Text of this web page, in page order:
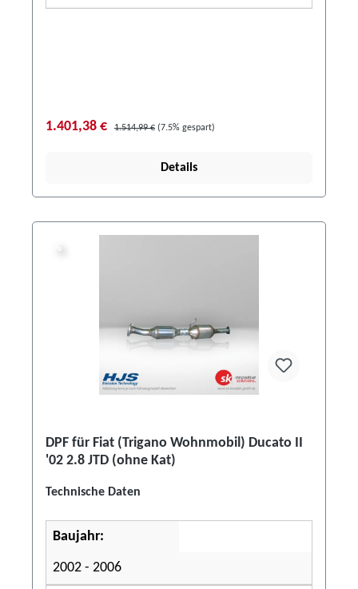
1.401,38 € 1.514,99 € (7.5% gespart)
Details
DPF für Fiat (Trigano Wohnmobil) Ducato II
'02 2.8 JTD (ohne Kat)
Technische Daten
Baujahr:
2002 - 2006